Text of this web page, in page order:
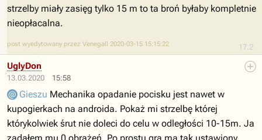
17.2
strzelby miały zasięg tylko 15 m to ta broń byłaby kompletnie
nieopłacalna.
post wyedytowany przez Venegall 2020-03-15 15:15:22
13.03.2020 15:58
UglyDon
Gieszu Mechanika opadanie pocisku jest nawet w
kupogierkach na androida. Pokaż mi strzelbę której
którykolwiek śrut nie doleci do celu w odległości 10-15m. Ja